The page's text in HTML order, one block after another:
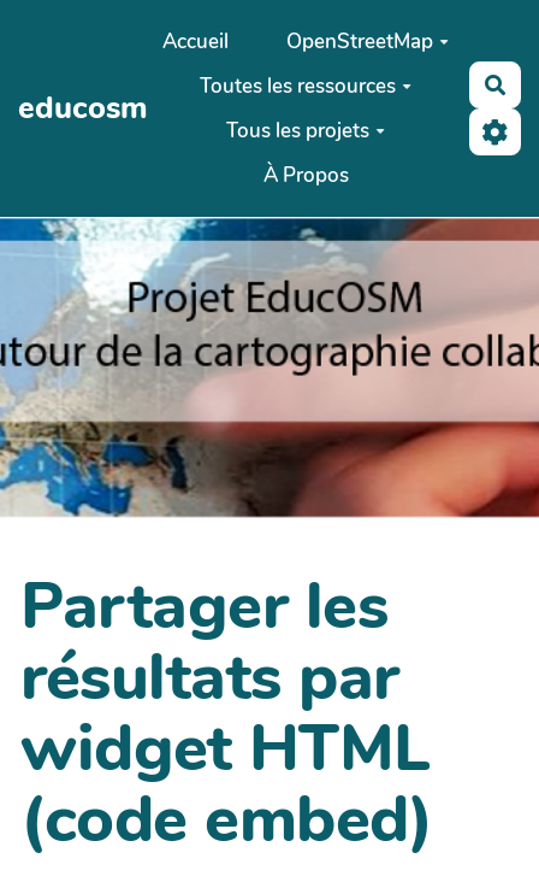
Aller au contenu principal
educosm
Accueil
OpenStreetMap
Toutes les ressources
Tous les projets
À Propos
Partager les
résultats par
widget HTML
(code embed)